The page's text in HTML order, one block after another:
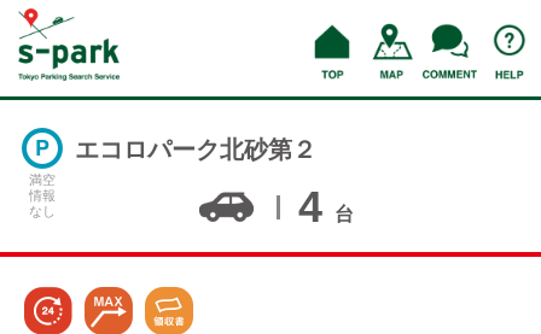
満空
情報
なし
エコロパーク北砂第２
4 台